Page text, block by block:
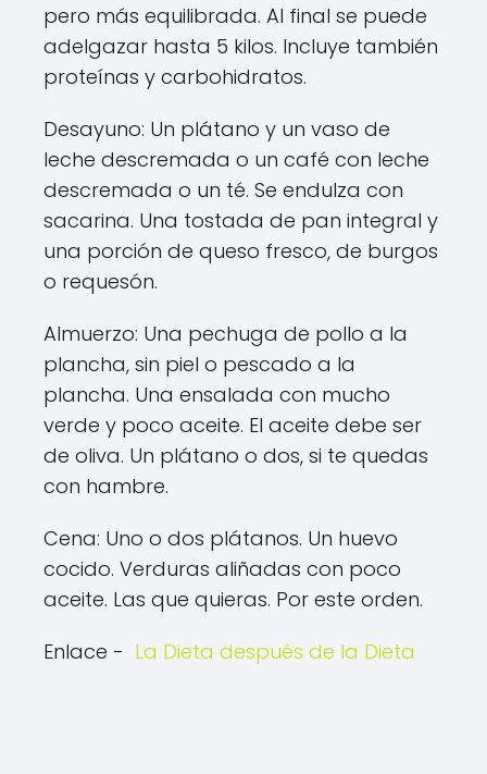
pero más equilibrada. Al final se puede
adelgazar hasta 5 kilos. Incluye también
proteínas y carbohidratos.
Desayuno: Un plátano y un vaso de
leche descremada o un café con leche
descremada o un té. Se endulza con
sacarina. Una tostada de pan integral y
una porción de queso fresco, de burgos
o requesón.
Almuerzo: Una pechuga de pollo a la
plancha, sin piel o pescado a la
plancha. Una ensalada con mucho
verde y poco aceite. El aceite debe ser
de oliva. Un plátano o dos, si te quedas
con hambre.
Cena: Uno o dos plátanos. Un huevo
cocido. Verduras aliñadas con poco
aceite. Las que quieras. Por este orden.
Enlace - La Dieta después de la Dieta